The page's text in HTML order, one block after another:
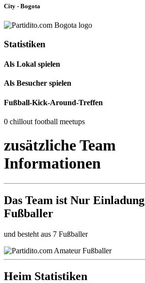
City - Bogota
Statistiken
Als Lokal spielen
Als Besucher spielen
Fußball-Kick-Around-Treffen
0 chillout football meetups
zusätzliche Team
Informationen
Das Team ist Nur Einladung
Fußballer
und besteht aus 7 Fußballer
Heim Statistiken